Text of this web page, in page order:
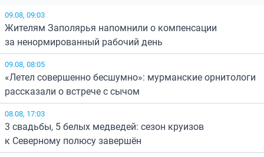
09.08, 09:03
Жителям Заполярья напомнили о компенсации
за ненормированный рабочий день
09.08, 08:05
«Летел совершенно бесшумно»: мурманские орнитологи
рассказали о встрече с сычом
08.08, 17:03
3 свадьбы, 5 белых медведей: сезон круизов
к Северному полюсу завершён